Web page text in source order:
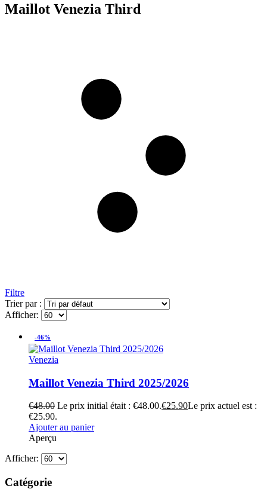
Maillot Venezia Third
Filtre
Trier par :
Afficher:
-46%
Venezia
Maillot Venezia Third 2025/2026
€48.00 Le prix initial était : €48.00.€25.90Le prix actuel est :
€25.90.
Ajouter au panier
Aperçu
Afficher:
Catégorie